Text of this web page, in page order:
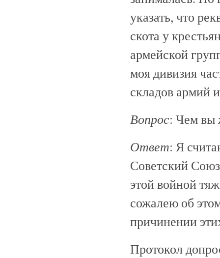
указать, что
скота у
армейской
моя дивизия
складов армий
Вопрос: Чем вы
Ответ: Я
Советский
этой войной
сожалею об
причинении
Протокол